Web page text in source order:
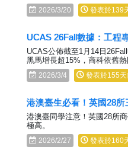
2026/3/20 發表於139
UCAS 26Fall數據：工程
UCAS公佈截至1月14日
黑馬增長超15%，商科依舊熱
2026/3/4 發表於155天
港澳臺生必看！英國28
港澳臺同學注意！英國28所
極高。
2026/2/27 發表於160